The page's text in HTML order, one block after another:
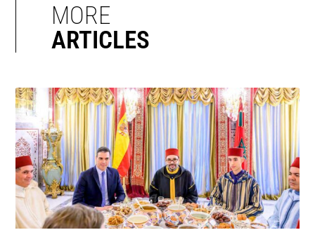
MORE
ARTICLES